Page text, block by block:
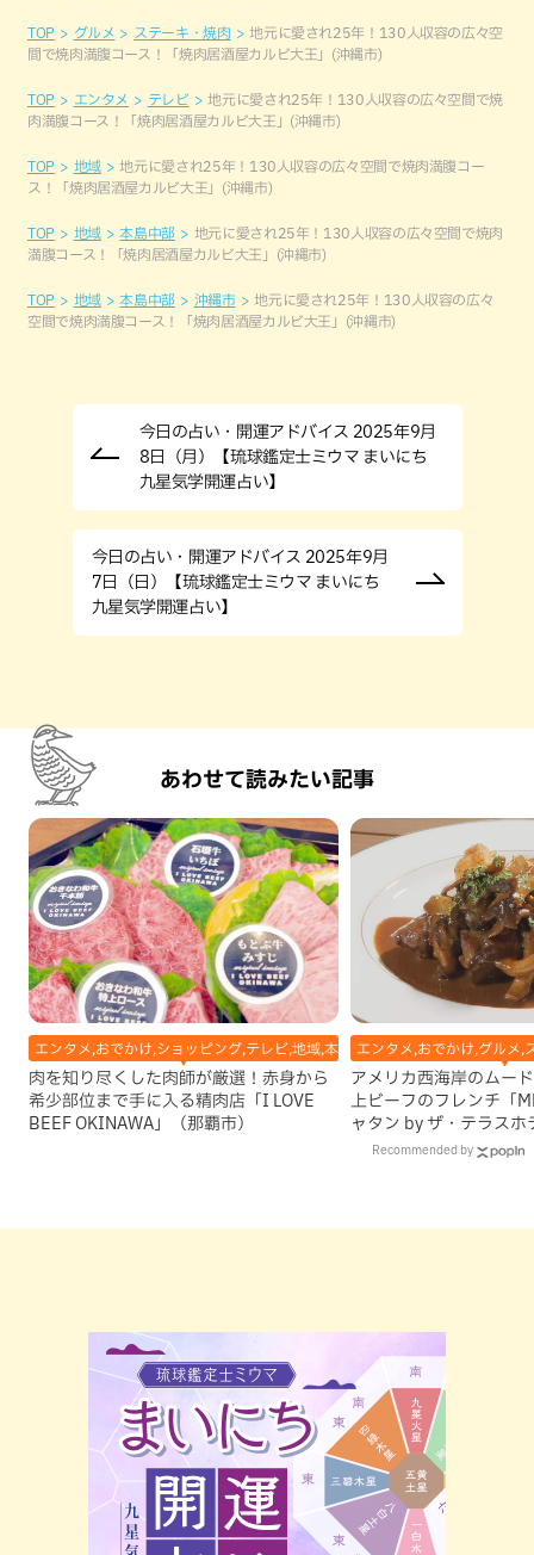
TOP グルメ ステーキ・焼肉
地元に愛され25年！130人収容の広々空
間で焼肉満腹コース！「焼肉居酒屋カルビ大王」(沖縄市)
TOP エンタメ テレビ
地元に愛され25年！130人収容の広々空間で焼
肉満腹コース！「焼肉居酒屋カルビ大王」(沖縄市)
TOP 地域
地元に愛され25年！130人収容の広々空間で焼肉満腹コー
ス！「焼肉居酒屋カルビ大王」(沖縄市)
TOP 地域 本島中部
地元に愛され25年！130人収容の広々空間で焼肉
満腹コース！「焼肉居酒屋カルビ大王」(沖縄市)
TOP 地域 本島中部 沖縄市
地元に愛され25年！130人収容の広々
空間で焼肉満腹コース！「焼肉居酒屋カルビ大王」(沖縄市)
今日の占い・開運アドバイス 2025年9月
8日（月）【琉球鑑定士ミウマ まいにち
九星気学開運占い】
今日の占い・開運アドバイス 2025年9月
7日（日）【琉球鑑定士ミウマ まいにち
九星気学開運占い】
あわせて読みたい記事
エンタメ,おでかけ,ショッピング,テレビ,地域,本島南部,那覇市
肉を知り尽くした肉師が厳選！赤身から
希少部位まで手に入る精肉店「I LOVE
BEEF OKINAWA」（那覇市）
エンタメ,おでかけ,グルメ,
アメリカ西海岸のムー
上ビーフのフレンチ「
ャタン by ザ・テラスホ
Recommended by